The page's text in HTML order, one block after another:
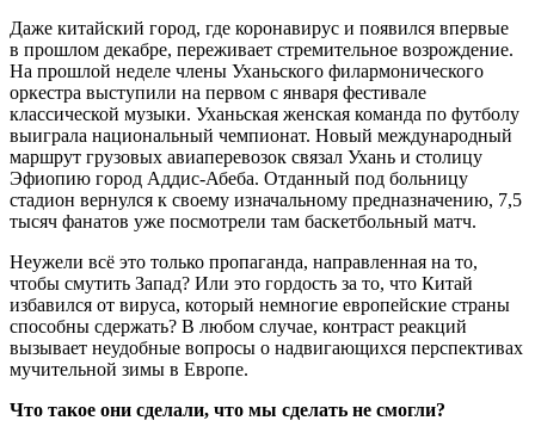
Даже китайский город, где коронавирус и появился впервые
в прошлом декабре, переживает стремительное возрождение.
На прошлой неделе члены Уханьского филармонического
оркестра выступили на первом с января фестивале
классической музыки. Уханьская женская команда по футболу
выиграла национальный чемпионат. Новый международный
маршрут грузовых авиаперевозок связал Ухань и столицу
Эфиопию город Аддис-Абеба. Отданный под больницу
стадион вернулся к своему изначальному предназначению, 7,5
тысяч фанатов уже посмотрели там баскетбольный матч.
Неужели всё это только пропаганда, направленная на то,
чтобы смутить Запад? Или это гордость за то, что Китай
избавился от вируса, который немногие европейские страны
способны сдержать? В любом случае, контраст реакций
вызывает неудобные вопросы о надвигающихся перспективах
мучительной зимы в Европе.
Что такое они сделали, что мы сделать не смогли?